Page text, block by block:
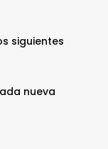
siguientes
nueva